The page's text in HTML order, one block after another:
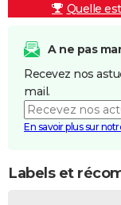
Quelle
A ne pas
Recevez nos
mail.
En savoir plus sur
Labels et